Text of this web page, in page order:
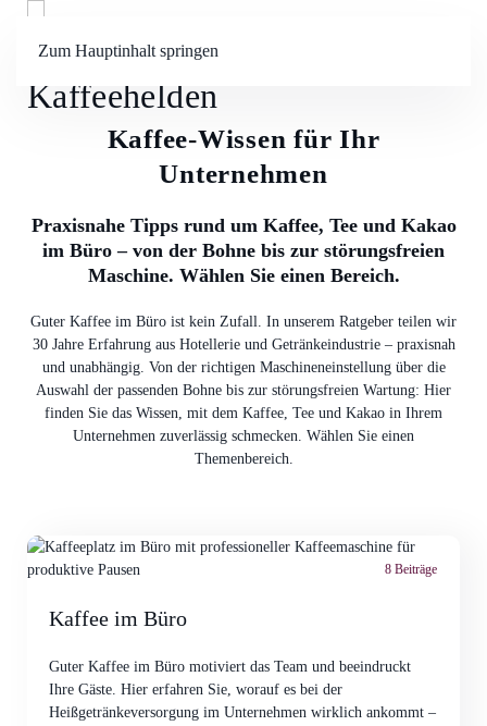
Zum Hauptinhalt springen
Kaffee-Wissen für Ihr
Unternehmen
Praxisnahe Tipps rund um Kaffee, Tee und Kakao
im Büro – von der Bohne bis zur störungsfreien
Maschine. Wählen Sie einen Bereich.
Guter Kaffee im Büro ist kein Zufall. In unserem Ratgeber teilen wir
30 Jahre Erfahrung aus Hotellerie und Getränkeindustrie – praxisnah
und unabhängig. Von der richtigen Maschineneinstellung über die
Auswahl der passenden Bohne bis zur störungsfreien Wartung: Hier
finden Sie das Wissen, mit dem Kaffee, Tee und Kakao in Ihrem
Unternehmen zuverlässig schmecken. Wählen Sie einen
Themenbereich.
Kaffee im Büro
8 Beiträge
Guter Kaffee im Büro motiviert das Team und beeindruckt
Ihre Gäste. Hier erfahren Sie, worauf es bei der
Heißgetränkeversorgung im Unternehmen wirklich ankommt –